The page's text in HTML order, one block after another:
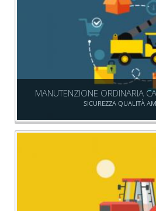
MANUTENZIONE ORDINARIA
SICUREZZA QUALITÀ